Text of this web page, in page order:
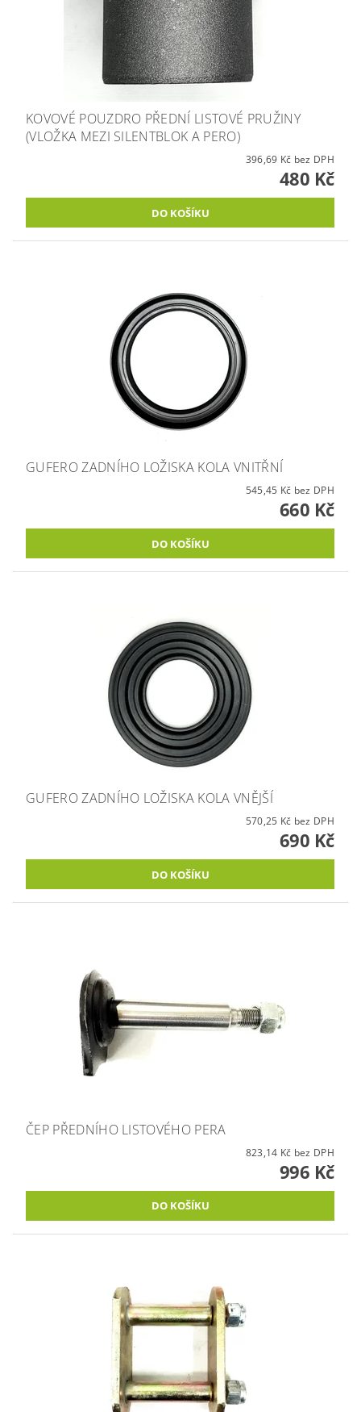
KOVOVÉ POUZDRO PŘEDNÍ LISTOVÉ PRUŽINY
(VLOŽKA MEZI SILENTBLOK A PERO)
396,69 Kč bez DPH
480 Kč
GUFERO ZADNÍHO LOŽISKA KOLA VNITŘNÍ
545,45 Kč bez DPH
660 Kč
GUFERO ZADNÍHO LOŽISKA KOLA VNĚJŠÍ
570,25 Kč bez DPH
690 Kč
ČEP PŘEDNÍHO LISTOVÉHO PERA
823,14 Kč bez DPH
996 Kč